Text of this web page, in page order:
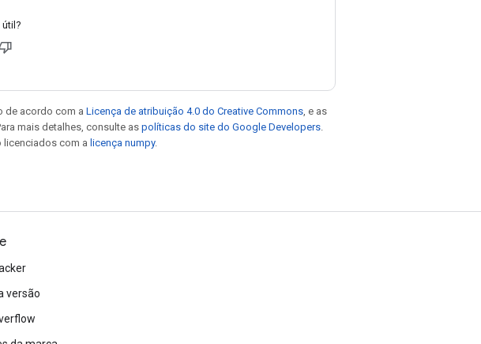
de acordo com a Licença de atribuição 4.0 do Creative Commons , e as
mais detalhes, consulte aspolíticas do site do Google Developers
licenciados com a licença numpy.
versão